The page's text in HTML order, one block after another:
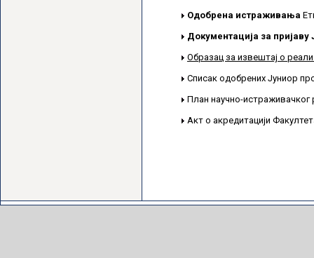
Одобрена истраживања
Документација за
Образац за извештај о
Списак одобрених Јуниор
План научно-истраживачког
Акт о акредитацији